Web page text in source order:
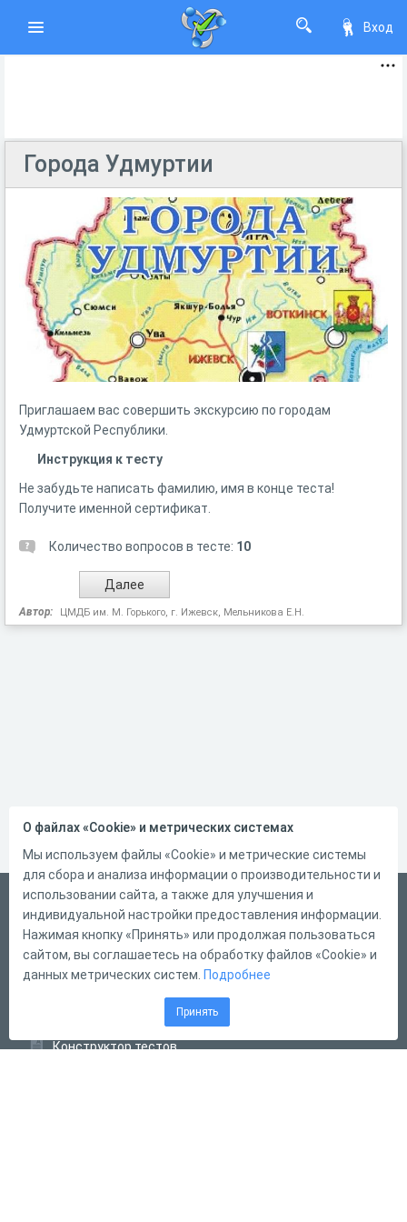
Вход
Города Удмуртии
Приглашаем вас совершить экскурсию по городам
Удмуртской Республики.
Инструкция к тесту
Не забудьте написать фамилию, имя в конце теста!
Получите именной сертификат.
Количество вопросов в тесте: 10
Автор: ЦМДБ им. М. Горького, г. Ижевск, Мельникова Е.Н.
Русский
Справка
Форма обратной связи
Конструктор тестов
О файлах «Cookie» и метрических системах
Мы используем файлы «Cookie» и метрические системы
для сбора и анализа информации о производительности и
использовании сайта, а также для улучшения и
индивидуальной настройки предоставления информации.
Нажимая кнопку «Принять» или продолжая пользоваться
сайтом, вы соглашаетесь на обработку файлов «Cookie» и
данных метрических систем. Подробнее
Принять